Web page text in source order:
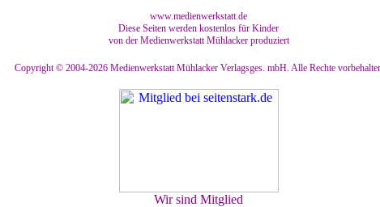
www.medienwerkstatt.de
Diese Seiten werden kostenlos für Kinder
von der Medienwerkstatt Mühlacker produziert
Copyright © 2004-2026 Medienwerkstatt Mühlacker Verlagsges. mbH. Alle Rechte
Wir sind Mitglied